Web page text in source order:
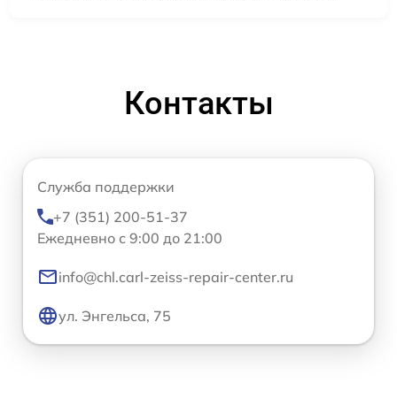
Контакты
Служба поддержки
+7 (351) 200-51-37
Ежедневно с 9:00 до 21:00
info@chl.carl-zeiss-repair-center.ru
ул. Энгельса, 75